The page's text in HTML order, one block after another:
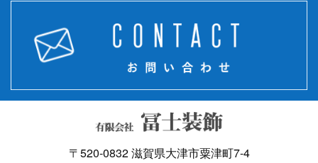
〒520-0832 滋賀県大津市粟津町7-4